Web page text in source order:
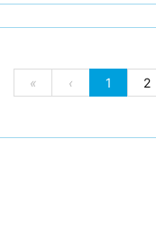
« ‹ 1 2